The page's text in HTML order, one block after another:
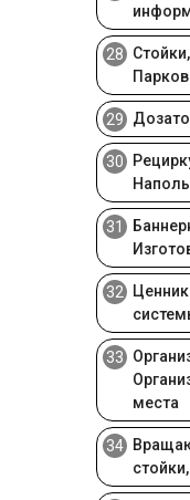
28
29
30
31
32
33
места
34